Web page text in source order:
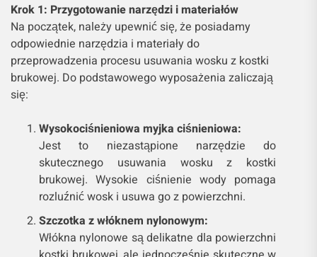
Krok 1: Przygotowanie narzędzi i materiałów
Na początek, należy upewnić się, że posiadamy
odpowiednie narzędzia i materiały do
przeprowadzenia procesu usuwania wosku z kostki
brukowej. Do podstawowego wyposażenia zaliczają
się:
Wysokociśnieniowa myjka ciśnieniowa:
Jest to niezastąpione narzędzie do
skutecznego usuwania wosku z kostki
brukowej. Wysokie ciśnienie wody pomaga
rozluźnić wosk i usuwa go z powierzchni.
Szczotka z włóknem nylonowym:
Włókna nylonowe są delikatne dla powierzchni